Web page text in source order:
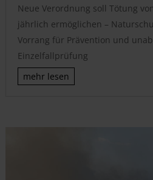
Neue Verordnung soll Tötung
jährlich ermöglichen –
Vorrang für Prävention und
Einzelfallprüfung
mehr lesen